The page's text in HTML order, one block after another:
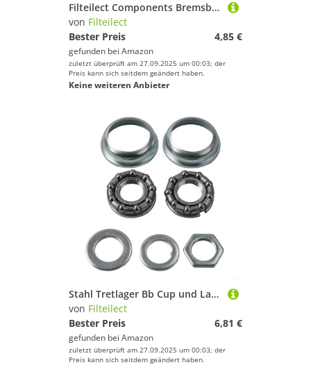
Filteilect Components Bremsbeläge für Hope Semimetallic Tech E4 Harz für Fahrrad mit leiser Bremsscheibenbremse und Hitzebeständigkeit
von Filteilect
Bester Preis
4,85 €
gefunden bei Amazon
zuletzt überprüft am 27.09.2025 um 00:03; der
Preis kann sich seitdem geändert haben.
Keine weiteren Anbieter
Stahl Tretlager Bb Cup und Lager Set für große Schale, 1 Stück Kurbel Mountain für Fahrrad, kompatibel mit 3-teiligen Kurbeln
von Filteilect
Bester Preis
6,81 €
gefunden bei Amazon
zuletzt überprüft am 27.09.2025 um 00:03; der
Preis kann sich seitdem geändert haben.